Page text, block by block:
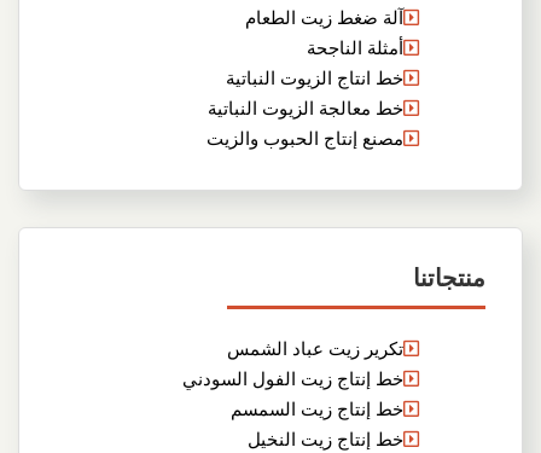
آلة ضغط زيت الطعام
أمثلة الناجحة
خط انتاج الزيوت النباتية
خط معالجة الزيوت النباتية
مصنع إنتاج الحبوب والزيت
منتجاتنا
تكرير زيت عباد الشمس
خط إنتاج زيت الفول السودني
خط إنتاج زيت السمسم
خط إنتاج زيت النخيل